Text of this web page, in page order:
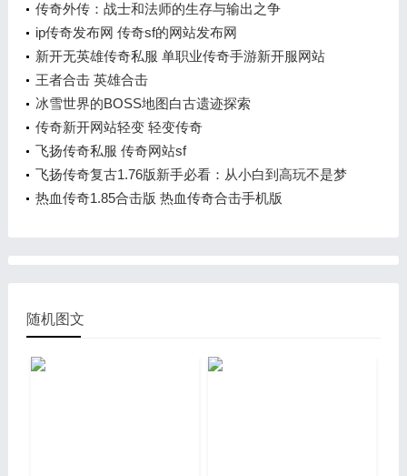
传奇外传：战士和法师的生存与输出之争
ip传奇发布网 传奇sf的网站发布网
新开无英雄传奇私服 单职业传奇手游新开服网站
王者合击 英雄合击
冰雪世界的BOSS地图白古遗迹探索
传奇新开网站轻变 轻变传奇
飞扬传奇私服 传奇网站sf
飞扬传奇复古1.76版新手必看：从小白到高玩不是梦
热血传奇1.85合击版 热血传奇合击手机版
随机图文